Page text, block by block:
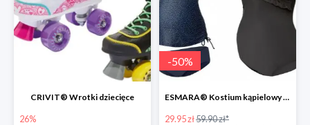
CRIVIT® Wrotki dziecięce
26%
-50%
ESMARA® Kostium kąpielowy ciążowy lub tankini ciążowe -50%
29.95 zł59.90 zł*